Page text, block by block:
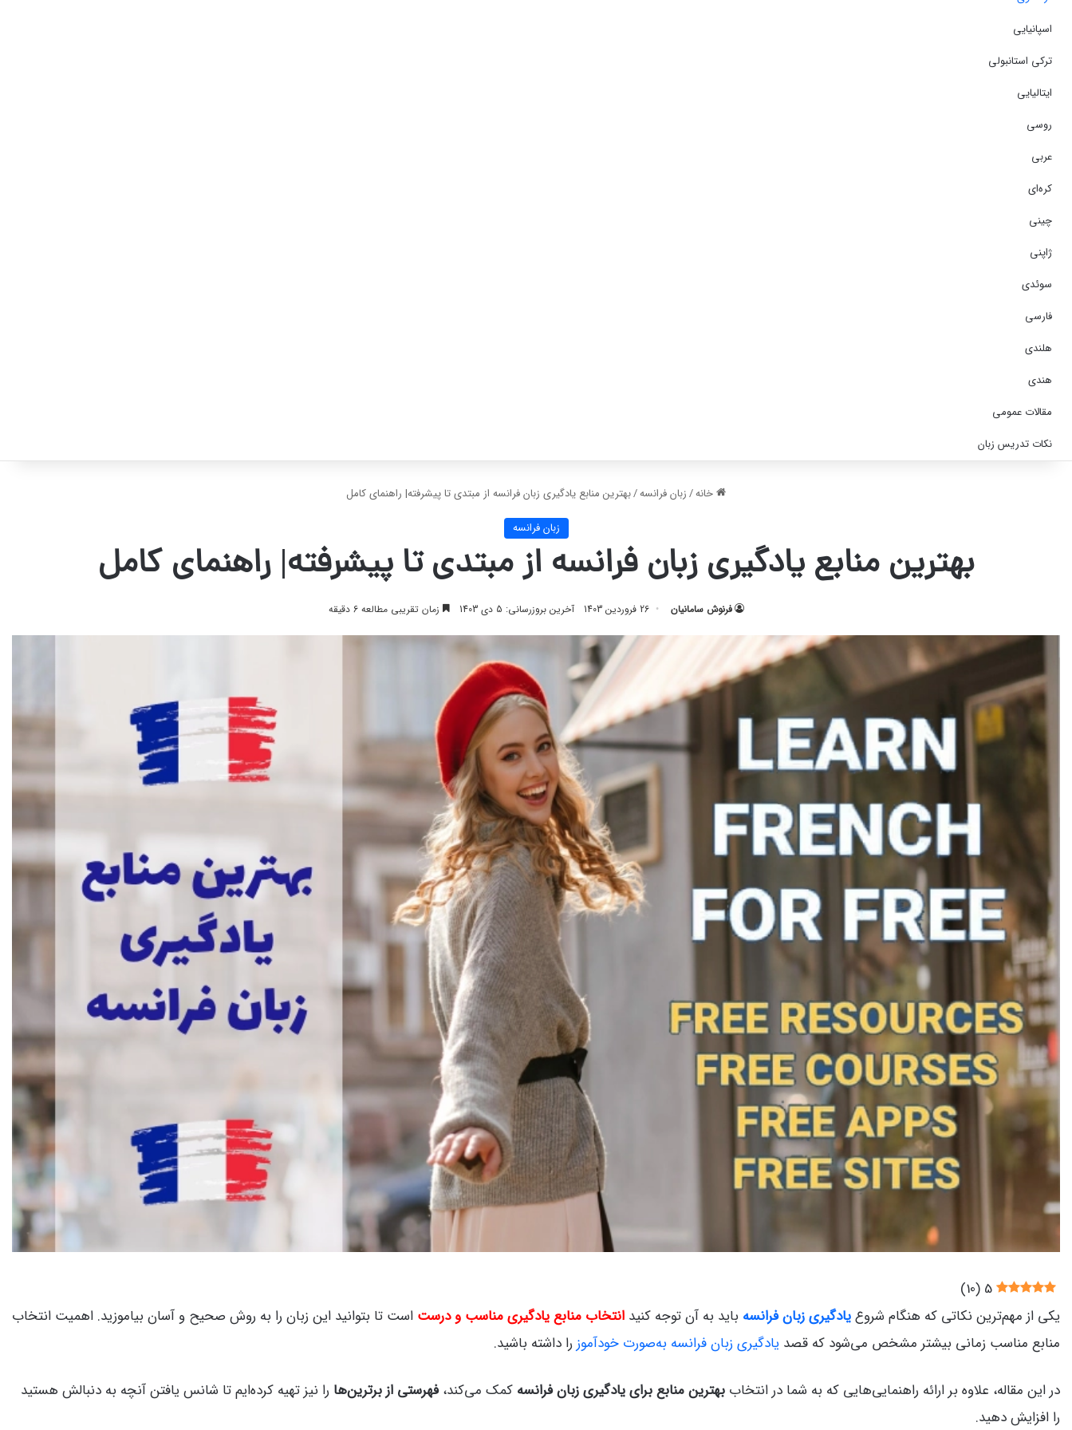
اسپانیایی
ترکی استانبولی
ایتالیایی
روسی
عربی
کره‌ای
چینی
ژاپنی
سوئدی
فارسی
هلندی
هندی
مقالات عمومی
نکات تدریس زبان
خانه/زبان فرانسه/بهترین منابع یادگیری زبان فرانسه از مبتدی تا پیشرفته| راهنمای کامل
زبان فرانسه
بهترین منابع یادگیری زبان فرانسه از مبتدی تا پیشرفته| راهنمای کامل
فرنوش سامانیان 26 فروردین 1403 آخرین بروزرسانی: 5 دی 1403 زمان تقریبی مطالعه 6 دقیقه
5
(
10
)
یکی از مهم‌ترین نکاتی که هنگام شروعیادگیری زبان فرانسه باید به آن توجه کنید انتخاب منابع یادگیری مناسب و درست است تا بتوانید این زبان را به روش صحیح و آسان بیاموزید. اهمیت انتخاب
منابع مناسب زمانی بیشتر مشخص می‌شود که قصد یادگیری زبان فرانسه به‌صورت خودآموز را داشته باشید.
در این مقاله، علاوه بر ارائه راهنمایی‌هایی که به شما در انتخاب بهترین منابع برای یادگیری زبان فرانسه کمک می‌کند،فهرستی از برترین‌ها را نیز تهیه کرده‌ایم تا شانس یافتن آنچه به دنبالش هستید
را افزایش دهید.